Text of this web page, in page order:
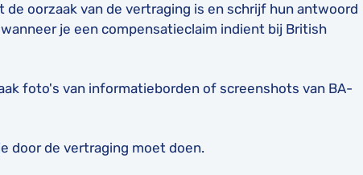
oorzaak van de vertraging is en schrijf hun antwoord
je een compensatieclaim indient bij British
foto's van informatieborden of screenshots van BA-
door de vertraging moet doen.